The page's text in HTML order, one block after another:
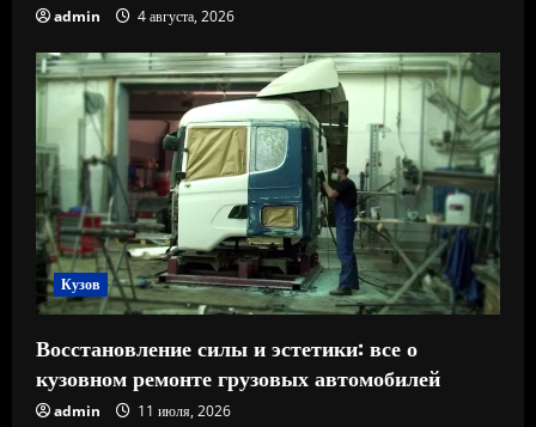
admin 4 августа, 2026
Кузов
Восстановление силы и эстетики: все о
кузовном ремонте грузовых автомобилей
admin 11 июля, 2026